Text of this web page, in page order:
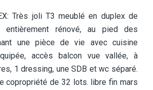
Très joli T3 meublé en duplex de
entièrement rénové, au pied des
une pièce de vie avec cuisine
accès balcon vue vallée, à
1 dressing, une SDB et wc séparé.
copropriété de 32 lots. libre fin mars